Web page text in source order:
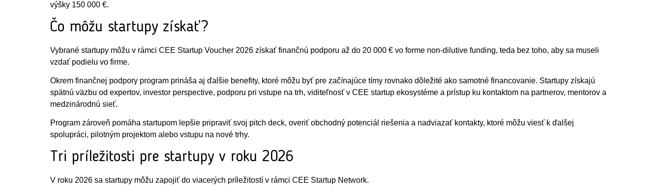
výšky 150 000 €.
Čo môžu startupy získať?
Vybrané startupy môžu v rámci CEE Startup Voucher 2026 získať finančnú podporu až do 20 000 € vo forme non-dilutive funding, teda bez toho, aby sa museli
vzdať podielu vo firme.
Okrem finančnej podpory program prináša aj ďalšie benefity, ktoré môžu byť pre začínajúce tímy rovnako dôležité ako samotné financovanie. Startupy získajú
spätnú väzbu od expertov, investor perspective, podporu pri vstupe na trh, viditeľnosť v CEE startup ekosystéme a prístup ku kontaktom na partnerov, mentorov a
medzinárodnú sieť.
Program zároveň pomáha startupom lepšie pripraviť svoj pitch deck, overiť obchodný potenciál riešenia a nadviazať kontakty, ktoré môžu viesť k ďalšej
spolupráci, pilotným projektom alebo vstupu na nové trhy.
Tri príležitosti pre startupy v roku 2026
V roku 2026 sa startupy môžu zapojiť do viacerých príležitostí v rámci CEE Startup Network.